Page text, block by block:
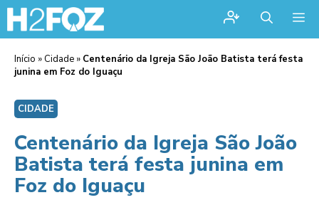
Início » Cidade » Centenário da Igreja São João Batista terá festa
junina em Foz do Iguaçu
CIDADE
Centenário da Igreja São João
Batista terá festa junina em
Foz do Iguaçu